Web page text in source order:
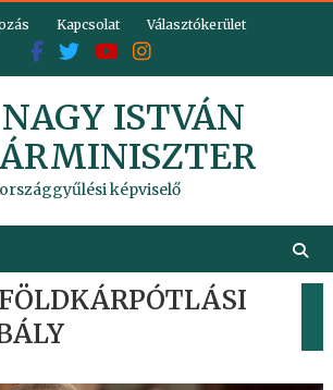
Kapcsolat Választókerület
ISTVÁN
országgyűlési képviselő
FÖLDKÁRPÓTLÁSI